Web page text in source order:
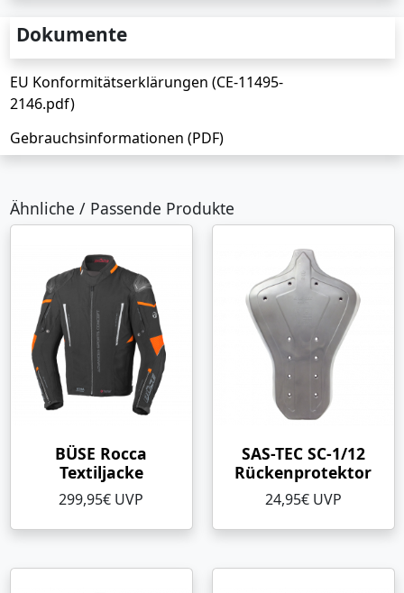
Dokumente
EU Konformitätserklärungen (CE-11495-
2146.pdf)
Gebrauchsinformationen (PDF)
Ähnliche / Passende Produkte
BÜSE Rocca
Textiljacke
299,95€ UVP
SAS-TEC SC-1/12
Rückenprotektor
24,95€ UVP